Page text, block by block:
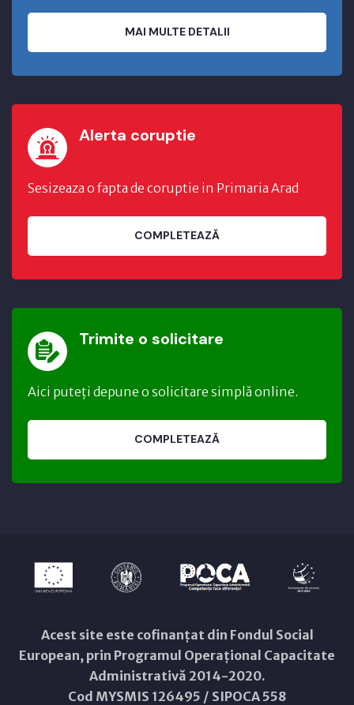
MAI MULTE DETALII
Alerta coruptie
Sesizeaza o fapta de coruptie in Primaria Arad
COMPLETEAZĂ
Trimite o solicitare
Aici puteți depune o solicitare simplă online.
COMPLETEAZĂ
Acest site este cofinanțat din Fondul Social
European, prin Programul Operațional Capacitate
Administrativă 2014-2020.
Cod MYSMIS 126495 / SIPOCA 558